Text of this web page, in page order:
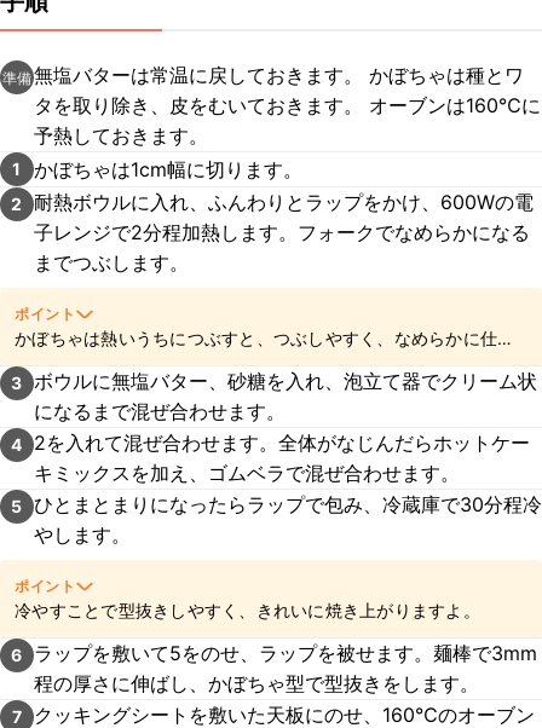
準備無塩バターは常温に戻しておきます。 かぼちゃは種とワ
タを取り除き、皮をむいておきます。 オーブンは160℃に
予熱しておきます。
1 かぼちゃは1cm幅に切ります。
2
耐熱ボウルに入れ、ふんわりとラップをかけ、600Wの電
子レンジで2分程加熱します。フォークでなめらかになる
までつぶします。
ポイント
かぼちゃは熱いうちにつぶすと、つぶしやすく、なめらかに仕上
がりますよ。
3 ボウルに無塩バター、砂糖を入れ、泡立て器でクリーム状
になるまで混ぜ合わせます。
4
2を入れて混ぜ合わせます。全体がなじんだらホットケー
キミックスを加え、ゴムベラで混ぜ合わせます。
5 ひとまとまりになったらラップで包み、冷蔵庫で30分程冷
やします。
ポイント
冷やすことで型抜きしやすく、きれいに焼き上がりますよ。
6
ラップを敷いて5をのせ、ラップを被せます。麺棒で3mm
程の厚さに伸ばし、かぼちゃ型で型抜きをします。
7
クッキングシートを敷いた天板にのせ、160℃のオーブン